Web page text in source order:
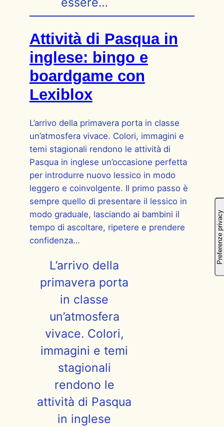
Attività di Pasqua in
inglese: bingo e
boardgame con
Lexiblox
L’arrivo della primavera porta in classe
un’atmosfera vivace. Colori, immagini e
temi stagionali rendono le attività di
Pasqua in inglese un’occasione perfetta
per introdurre nuovo lessico in modo
leggero e coinvolgente. Il primo passo è
sempre quello di presentare il lessico in
modo graduale, lasciando ai bambini il
tempo di ascoltare, ripetere e prendere
confidenza…
L’arrivo della
primavera porta
in classe
un’atmosfera
vivace. Colori,
immagini e temi
stagionali
rendono le
attività di Pasqua
in inglese